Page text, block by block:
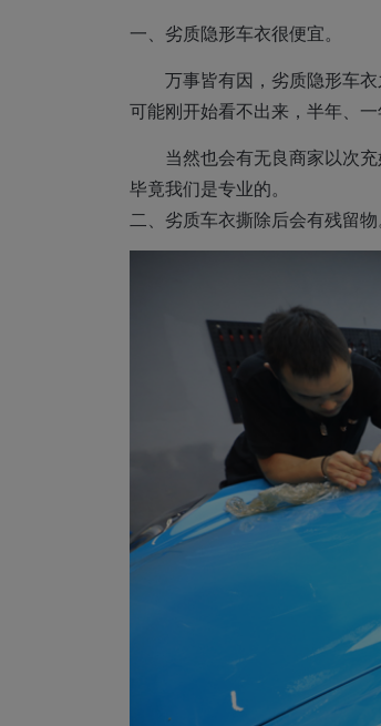
一、劣质隐形车衣很便宜。
万事皆有因，劣质隐形车
可能刚开始看不出来，半年、
当然也会有无良商家以次
毕竟我们是专业的。
二、劣质车衣撕除后会有残留物